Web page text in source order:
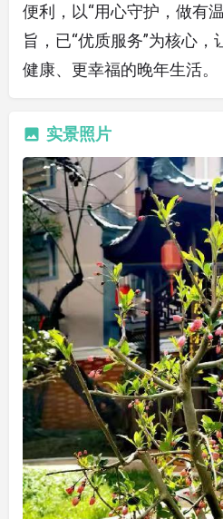
便利，以“用心守护，做有
旨，已“优质服务”为核心
健康、更幸福的晚年生活。
实景照片